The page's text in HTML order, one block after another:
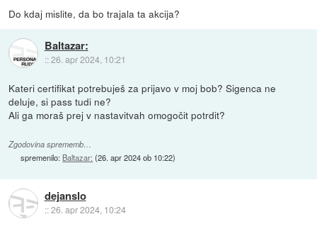
Do kdaj mislite, da bo trajala ta akcija?
Baltazar:
::26. apr 2024, 10:21
Kateri certifikat potrebuješ za prijavo v moj bob? Sigenca ne
deluje, si pass tudi ne?
Ali ga moraš prej v nastavitvah omogočit potrdit?
Zgodovina sprememb…
spremenilo: Baltazar: (26. apr 2024 ob 10:22)
dejanslo
::26. apr 2024, 10:24